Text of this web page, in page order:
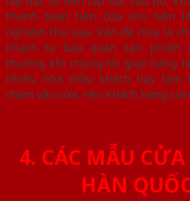
thanh toán tiền cửa còn tiền
nghiệm thu sau. Vấn đề nữa là
khách tự bảo quản sản phẩm
thường khi chúng tôi giao hàng
nhiều nhà thầu khách hay làm
chạm vào cửa, nên khách hàng
4. CÁC MẪU
HÀN